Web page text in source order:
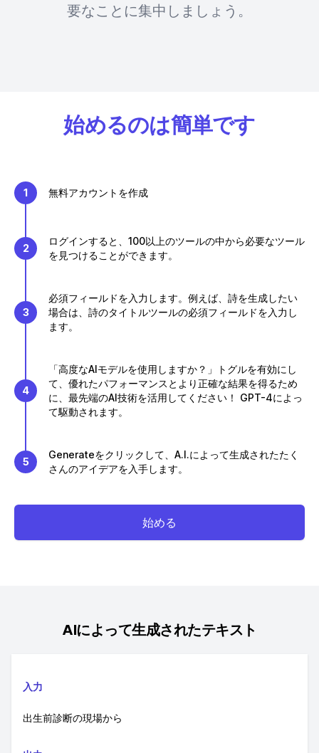
要なことに集中しましょう。
始めるのは簡単です
1 無料アカウントを作成
2
ログインすると、100以上のツールの中から必要なツール
を見つけることができます。
3
必須フィールドを入力します。例えば、詩を生成したい
場合は、詩のタイトルツールの必須フィールドを入力し
ます。
4
「高度なAIモデルを使用しますか？」トグルを有効にし
て、優れたパフォーマンスとより正確な結果を得るため
に、最先端のAI技術を活用してください！ GPT-4によっ
て駆動されます。
5
Generateをクリックして、A.I.によって生成されたたく
さんのアイデアを入手します。
始める
AIによって生成されたテキスト
入力
出生前診断の現場から